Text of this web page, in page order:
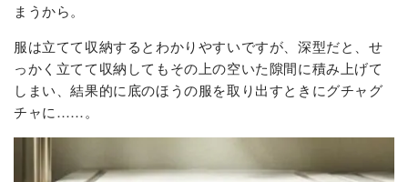
まうから。
服は立てて収納するとわかりやすいですが、深型だと、せ
っかく立てて収納してもその上の空いた隙間に積み上げて
しまい、結果的に底のほうの服を取り出すときにグチャグ
チャに……。